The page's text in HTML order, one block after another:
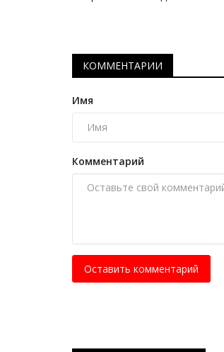
КОММЕНТАРИИ
Имя
Комментарий
Оставить комментарий